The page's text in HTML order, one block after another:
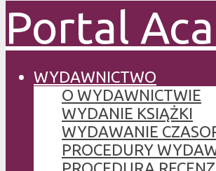
Portal
WYDAWNICTWO
O WYDAWNICTWIE
WYDANIE KSIĄŻKI
WYDAWANIE
PROCEDURY